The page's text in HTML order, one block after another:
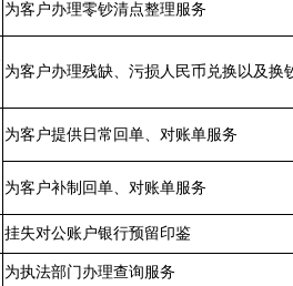
为客户办理零钞清点整理服务
为客户办理残缺、污损人民币兑换以及换
为客户提供日常回单、对账单服务
为客户补制回单、对账单服务
挂失对公账户银行预留印鉴
为执法部门办理查询服务